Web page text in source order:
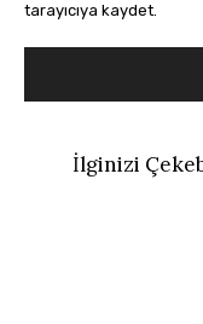
tarayıcıya kaydet.
İlginizi